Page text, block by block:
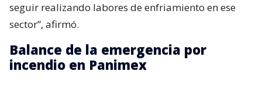
seguir realizando labores de enfriamiento en ese
sector”, afirmó.
Balance de la emergencia por
incendio en Panimex